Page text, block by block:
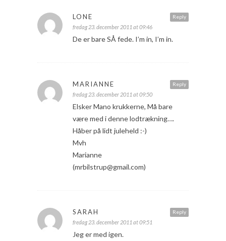
Reply
LONE
fredag 23. december 2011 at 09:46
De er bare SÅ fede. I’m in, I’m in.
Reply
MARIANNE
fredag 23. december 2011 at 09:50
Elsker Mano krukkerne, Må bare
være med i denne lodtrækning….
Håber på lidt juleheld :-)
Mvh
Marianne
(mrbilstrup@gmail.com)
Reply
SARAH
fredag 23. december 2011 at 09:51
Jeg er med igen.